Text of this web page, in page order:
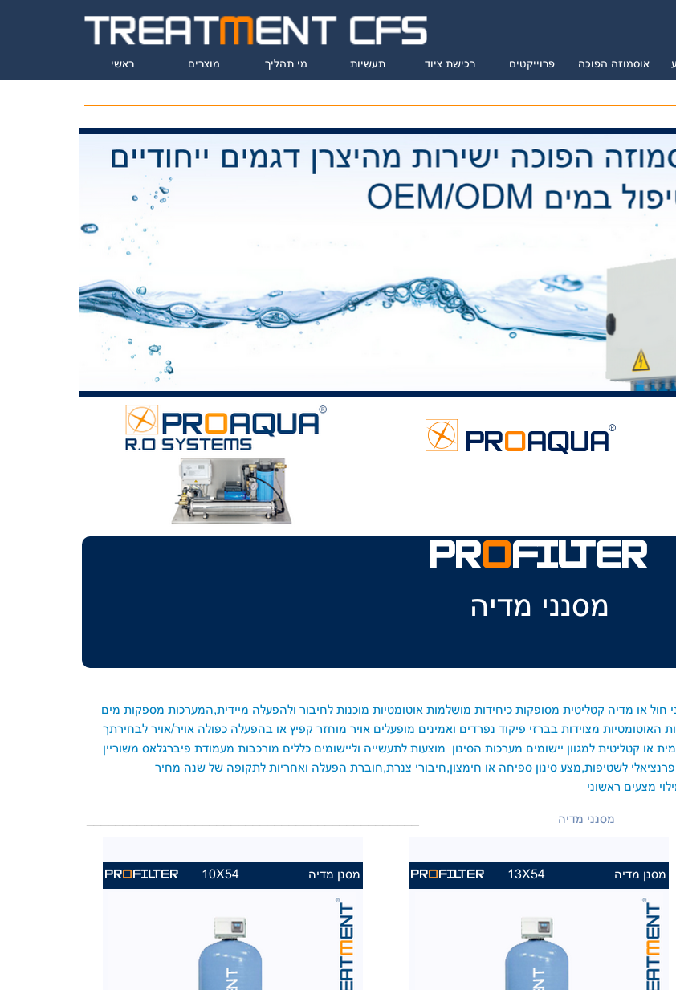
ראשי מוצרים מי תהליך תעשיות רכישת ציוד פרוייקטים אוסמוזה הפוכה
PROFILTER
מסנני מדיה
חול או מדיה קטליטית מסופקות כיחידות מושלמות אוטומטיות מוכנות לחיבור ולהפעלה מיידית,המערכות מספקות מים
האוטומטיות מצוידות בברזי פיקוד נפרדים ואמינים מופעלים אויר מוחזר קפיץ או בהפעלה כפולה אויר/אויר לבחירתך
או קטליטית למגוון יישומים מערכות הסינון מוצעות לתעשייה וליישומים כללים מורכבות מעמודת פיברגלאס משוריין
לשטיפות,מצע סינון ספיחה או חימצון,חיבורי צנרת,חוברת הפעלה ואחריות לתקופה של שנה מחיר
מצעים ראשוני
מסנני מדיה
PROFILTER 10X54 מסנן מדיה PROFILTER 13X54 מסנן מדיה